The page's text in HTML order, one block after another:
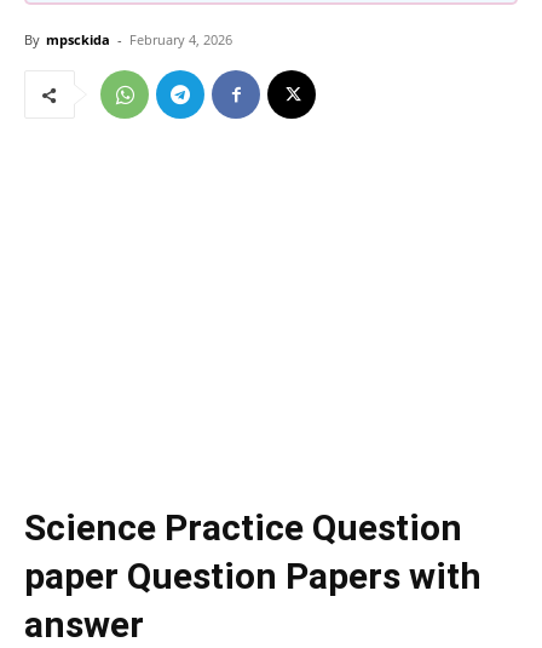
By mpsckida - February 4, 2026
Science Practice Question
paper Question Papers with
answer